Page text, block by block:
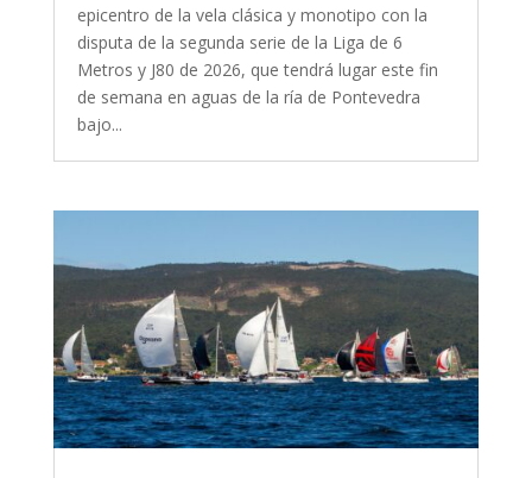
epicentro de la vela clásica y monotipo con la
disputa de la segunda serie de la Liga de 6
Metros y J80 de 2026, que tendrá lugar este fin
de semana en aguas de la ría de Pontevedra
bajo...